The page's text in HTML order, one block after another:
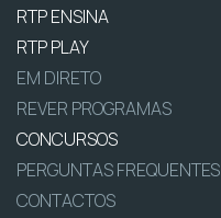
RTP ENSINA
RTP PLAY
EM DIRETO
REVER PROGRAMAS
CONCURSOS
PERGUNTAS FREQUENTES
CONTACTOS